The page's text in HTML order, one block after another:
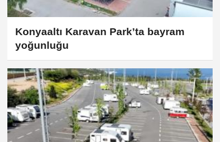
Konyaaltı Karavan Park’ta bayram
yoğunluğu